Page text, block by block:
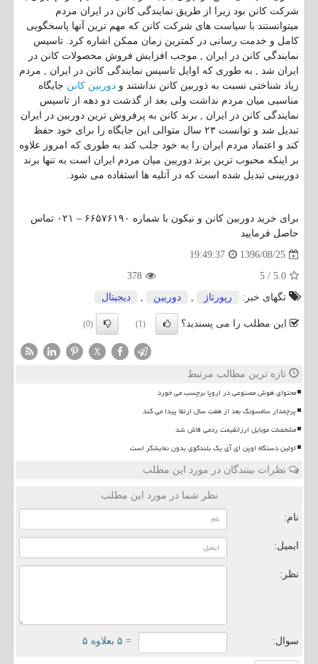
شرکت کانن بود زیرا از طریق نمایندگی کانن در ایران مردم
میتوانستند با سیاست های شرکت کانن که مهم ترین آنها پاسخگویی
کامل و خدمت رسانی در کمترین زمان ممکن اشاره کرد. تاسیس
نمایندگی کانن در ایران , موجب افزایش فروش محصولات کانن در
ایران شد , به طوری که اوایل تاسیس نمایندگی کانن در ایران , مردم
زیاد شناختی نسبت به ذوربین کانن نداشتند و دوربین کانن جایگاه
مناسبی میان مردم نداشت ولی بعد از گذشت دو دهه از تاسیس
نمایندگی کانن در ایران , برند کانن به پرفروش ترین دوربین در ایران
تبدیل شد و توانست ۲۳ سال متوالی این جایگاه را برای خود حفظ
کند و اعتماد مردم ایران را به خود جلب کند به طوری که امروز علاوه
بر اینکه محبوب ترین برند دوربین میان مردم ایران است به تنها برند
دوربینی تبدیل شده است که در آتلیه ها استفاده می شود.
برای خرید دوربین کانن و نیکون با شماره ۶۶۵۷۶۱۹۰ – ۰۲۱ تماس
حاصل فرمایید
1396/08/25
19:49:37
5.0
/
5
378
تگهای خبر:
رپورتاژ , دوربین , دیجیتال
این مطلب را می پسندید؟ (1)
(0)
X
تازه ترین مطالب مرتبط
محتوای هوش مصنوعی در اروپا برچسب می خورد
پرچمدار سامسونگ بعد از هفت سال ارتقا پیدا می کند
مشخصات موبایل ارزانقیمت ردمی فاش شد
اولین دستگاه اوپن ای آی یک بلندگوی بدون نمایشگر است
نظرات بینندگان در مورد این مطلب
نظر شما در مورد این مطلب
نام:
ایمیل:
نظر:
سوال: = ۵ بعلاوه ۵